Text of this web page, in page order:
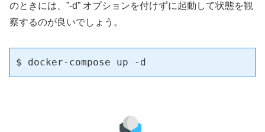
のときには、”-d” オプションを付けずに起動して状態を観
察するのが良いでしょう。
$ docker-compose up -d